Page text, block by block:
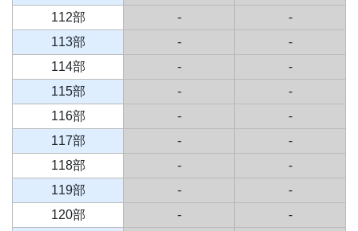
112部
-
-
113部
-
-
114部
-
-
115部
-
-
116部
-
-
117部
-
-
118部
-
-
119部
-
-
120部
-
-